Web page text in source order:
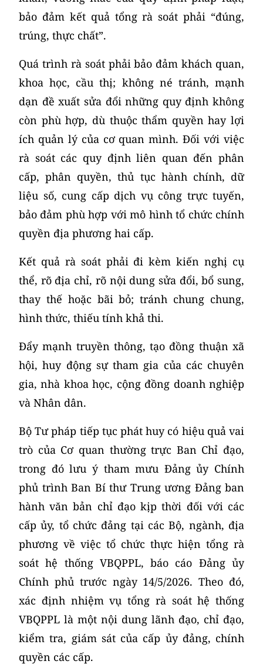
bảo đảm kết quả tổng rà soát phải “đúng,
trúng, thực chất”.
Quá trình rà soát phải bảo đảm khách quan,
khoa học, cầu thị; không né tránh, mạnh
dạn đề xuất sửa đổi những quy định không
còn phù hợp, dù thuộc thẩm quyền hay lợi
ích quản lý của cơ quan mình. Đối với việc
rà soát các quy định liên quan đến phân
cấp, phân quyền, thủ tục hành chính, dữ
liệu số, cung cấp dịch vụ công trực tuyến,
bảo đảm phù hợp với mô hình tổ chức chính
quyền địa phương hai cấp.
Kết quả rà soát phải đi kèm kiến nghị cụ
thể, rõ địa chỉ, rõ nội dung sửa đổi, bổ sung,
thay thế hoặc bãi bỏ; tránh chung chung,
hình thức, thiếu tính khả thi.
Đẩy mạnh truyền thông, tạo đồng thuận xã
hội, huy động sự tham gia của các chuyên
gia, nhà khoa học, cộng đồng doanh nghiệp
và Nhân dân.
Bộ Tư pháp tiếp tục phát huy có hiệu quả vai
trò của Cơ quan thường trực Ban Chỉ đạo,
trong đó lưu ý tham mưu Đảng ủy Chính
phủ trình Ban Bí thư Trung ương Đảng ban
hành văn bản chỉ đạo kịp thời đối với các
cấp ủy, tổ chức đảng tại các Bộ, ngành, địa
phương về việc tổ chức thực hiện tổng rà
soát hệ thống VBQPPL, báo cáo Đảng ủy
Chính phủ trước ngày 14/5/2026. Theo đó,
xác định nhiệm vụ tổng rà soát hệ thống
VBQPPL là một nội dung lãnh đạo, chỉ đạo,
kiểm tra, giám sát của cấp ủy đảng, chính
quyền các cấp.